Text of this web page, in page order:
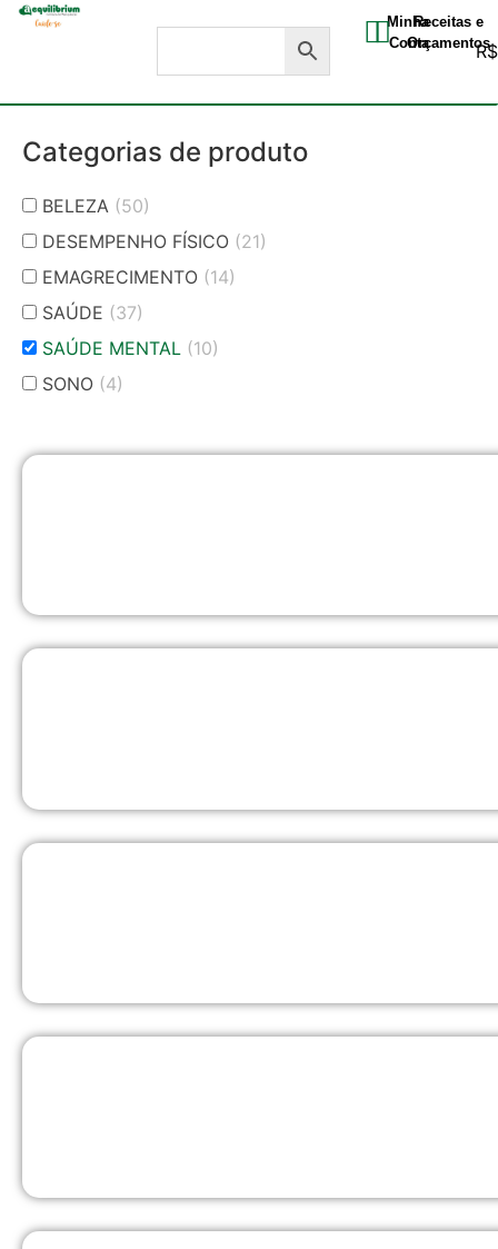
Minha
Conta
Receitas e
Orçamentos
R$
Categorias de produto
BELEZA (50)
DESEMPENHO FÍSICO (21)
EMAGRECIMENTO (14)
SAÚDE (37)
SAÚDE MENTAL (10)
SONO (4)